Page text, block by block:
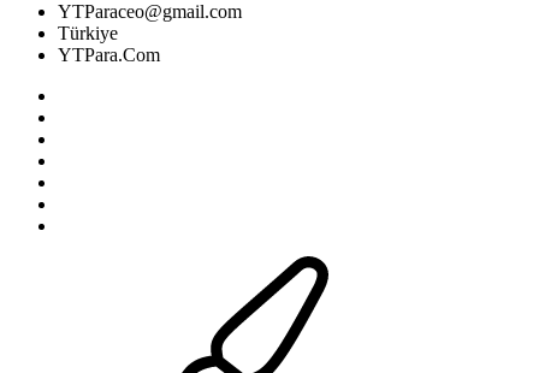
YTParaceo@gmail.com
Türkiye
YTPara.Com